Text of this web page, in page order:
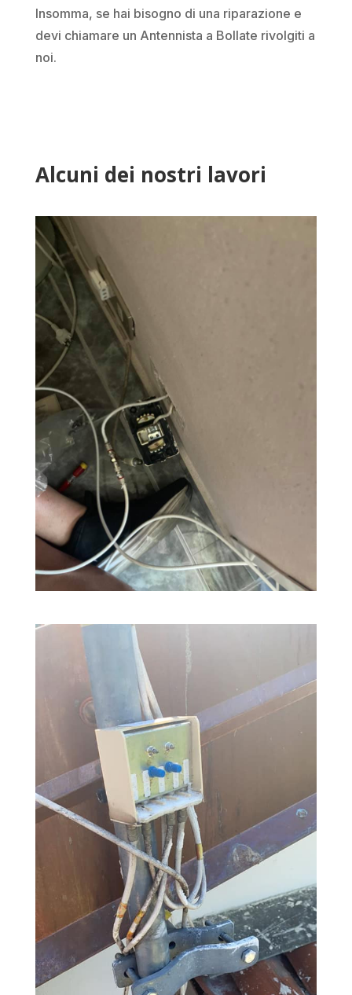
Insomma, se hai bisogno di una riparazione e
devi chiamare un Antennista a Bollate rivolgiti a
noi.
Alcuni dei nostri lavori